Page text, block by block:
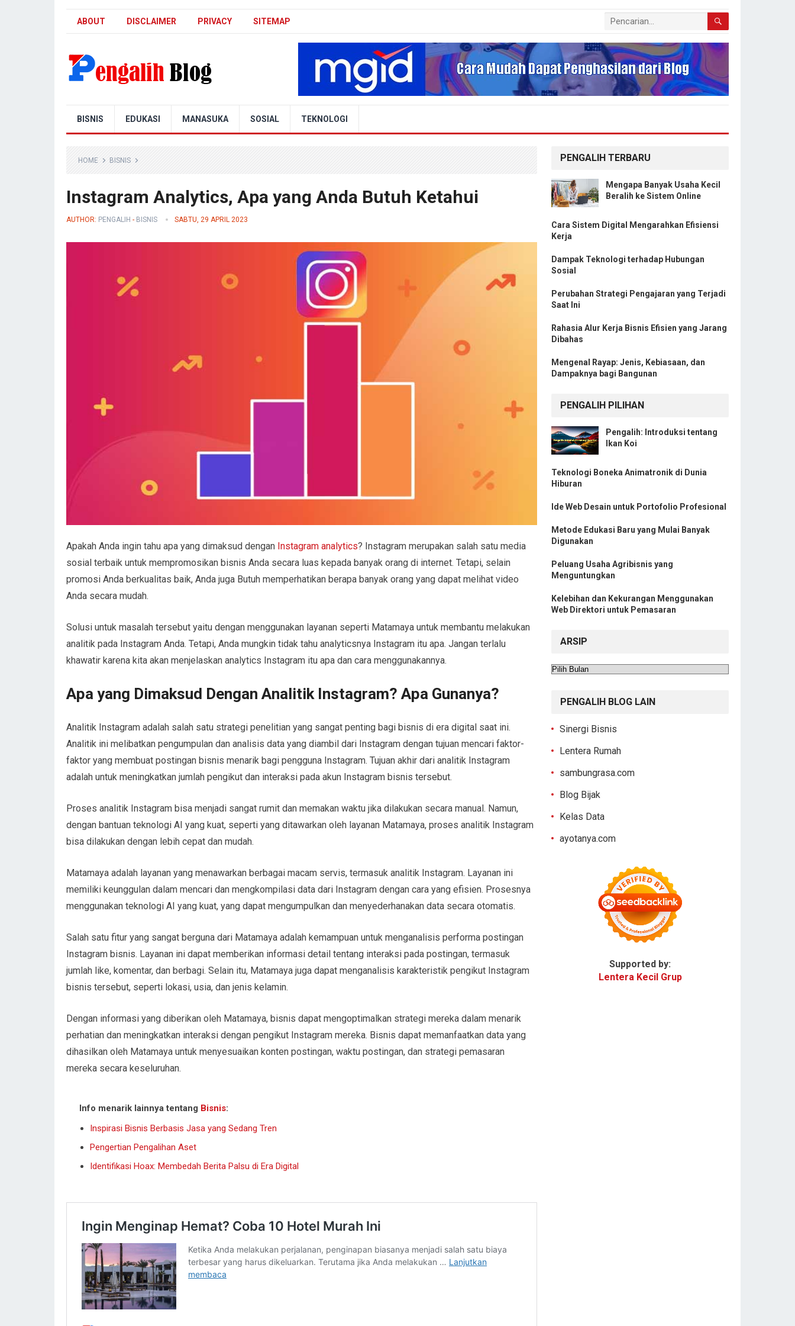
ABOUT DISCLAIMER PRIVACY SITEMAP
BISNIS EDUKASI MANASUKA SOSIAL TEKNOLOGI
HOME BISNIS
Instagram Analytics, Apa yang Anda Butuh Ketahui
AUTHOR: PENGALIH - BISNIS SABTU, 29 APRIL 2023
Apakah Anda ingin tahu apa yang dimaksud dengan Instagram analytics? Instagram merupakan salah satu media
sosial terbaik untuk mempromosikan bisnis Anda secara luas kepada banyak orang di internet. Tetapi, selain
promosi Anda berkualitas baik, Anda juga Butuh memperhatikan berapa banyak orang yang dapat melihat video
Anda secara mudah.
Solusi untuk masalah tersebut yaitu dengan menggunakan layanan seperti Matamaya untuk membantu melakukan
analitik pada Instagram Anda. Tetapi, Anda mungkin tidak tahu analyticsnya Instagram itu apa. Jangan terlalu
khawatir karena kita akan menjelaskan analytics Instagram itu apa dan cara menggunakannya.
Apa yang Dimaksud Dengan Analitik Instagram? Apa Gunanya?
Analitik Instagram adalah salah satu strategi penelitian yang sangat penting bagi bisnis di era digital saat ini.
Analitik ini melibatkan pengumpulan dan analisis data yang diambil dari Instagram dengan tujuan mencari faktor-
faktor yang membuat postingan bisnis menarik bagi pengguna Instagram. Tujuan akhir dari analitik Instagram
adalah untuk meningkatkan jumlah pengikut dan interaksi pada akun Instagram bisnis tersebut.
Proses analitik Instagram bisa menjadi sangat rumit dan memakan waktu jika dilakukan secara manual. Namun,
dengan bantuan teknologi AI yang kuat, seperti yang ditawarkan oleh layanan Matamaya, proses analitik Instagram
bisa dilakukan dengan lebih cepat dan mudah.
Matamaya adalah layanan yang menawarkan berbagai macam servis, termasuk analitik Instagram. Layanan ini
memiliki keunggulan dalam mencari dan mengkompilasi data dari Instagram dengan cara yang efisien. Prosesnya
menggunakan teknologi AI yang kuat, yang dapat mengumpulkan dan menyederhanakan data secara otomatis.
Salah satu fitur yang sangat berguna dari Matamaya adalah kemampuan untuk menganalisis performa postingan
Instagram bisnis. Layanan ini dapat memberikan informasi detail tentang interaksi pada postingan, termasuk
jumlah like, komentar, dan berbagi. Selain itu, Matamaya juga dapat menganalisis karakteristik pengikut Instagram
bisnis tersebut, seperti lokasi, usia, dan jenis kelamin.
Dengan informasi yang diberikan oleh Matamaya, bisnis dapat mengoptimalkan strategi mereka dalam menarik
perhatian dan meningkatkan interaksi dengan pengikut Instagram mereka. Bisnis dapat memanfaatkan data yang
dihasilkan oleh Matamaya untuk menyesuaikan konten postingan, waktu postingan, dan strategi pemasaran
mereka secara keseluruhan.
Info menarik lainnya tentang Bisnis:
Inspirasi Bisnis Berbasis Jasa yang Sedang Tren
Pengertian Pengalihan Aset
Identifikasi Hoax: Membedah Berita Palsu di Era Digital
PENGALIH TERBARU
Mengapa Banyak Usaha Kecil
Beralih ke Sistem Online
Cara Sistem Digital Mengarahkan Efisiensi
Kerja
Dampak Teknologi terhadap Hubungan
Sosial
Perubahan Strategi Pengajaran yang Terjadi
Saat Ini
Rahasia Alur Kerja Bisnis Efisien yang Jarang
Dibahas
Mengenal Rayap: Jenis, Kebiasaan, dan
Dampaknya bagi Bangunan
PENGALIH PILIHAN
Pengalih: Introduksi tentang
Ikan Koi
Teknologi Boneka Animatronik di Dunia
Hiburan
Ide Web Desain untuk Portofolio Profesional
Metode Edukasi Baru yang Mulai Banyak
Digunakan
Peluang Usaha Agribisnis yang
Menguntungkan
Kelebihan dan Kekurangan Menggunakan
Web Direktori untuk Pemasaran
ARSIP
Arsip
PENGALIH BLOG LAIN
Sinergi Bisnis
Lentera Rumah
sambungrasa.com
Blog Bijak
Kelas Data
ayotanya.com
Supported by:
Lentera Kecil Grup